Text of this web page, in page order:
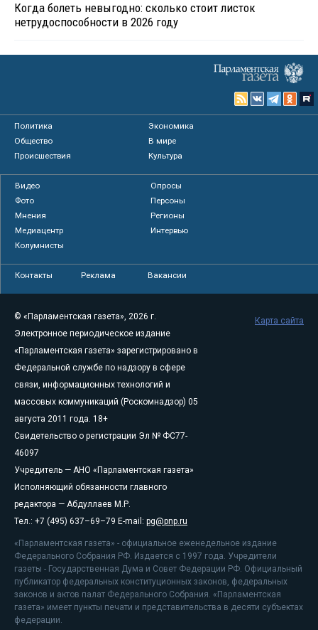
Когда болеть невыгодно: сколько стоит листок
нетрудоспособности в 2026 году
Политика
Экономика
Общество
В мире
Происшествия
Культура
Видео
Опросы
Фото
Персоны
Мнения
Регионы
Медиацентр
Интервью
Колумнисты
Контакты Реклама Вакансии
© «Парламентская газета», 2026 г.
Электронное периодическое издание
«Парламентская газета» зарегистрировано в
Федеральной службе по надзору в сфере
связи, информационных технологий и
массовых коммуникаций (Роскомнадзор) 05
августа 2011 года. 18+
Свидетельство о регистрации Эл № ФС77-
46097
Учредитель — АНО «Парламентская газета»
Исполняющий обязанности главного
редактора — Абдуллаев М.Р.
Тел.: +7 (495) 637–69–79 E-mail: pg@pnp.ru
«Парламентская газета» - официальное еженедельное издание
Федерального Собрания РФ. Издается с 1997 года. Учредители
газеты - Государственная Дума и Совет Федерации РФ. Официальный
публикатор федеральных конституционных законов, федеральных
законов и актов палат Федерального Собрания. «Парламентская
газета» имеет пункты печати и представительства в десяти субъектах
федерации.
Карта сайта